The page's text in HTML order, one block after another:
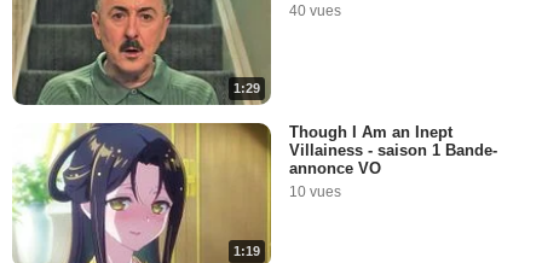
1:29
40 vues
1:19
Though I Am an Inept
Villainess - saison 1 Bande-
annonce VO
10 vues